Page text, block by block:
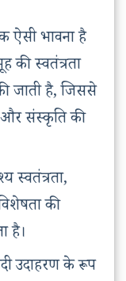
ऐसी भावना है
की स्वतंत्रता
जाती है, जिससे
संस्कृति की
स्वतंत्रता,
की
है।
उदाहरण के रूप